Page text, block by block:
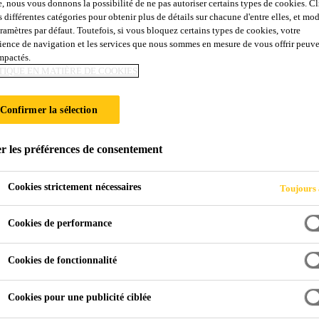
saupoudrés à base de résine
rapide, résistant au jaunissement, pigmenté et
nous vous donnons la possibilité de ne pas autoriser certains types de cookies.
différentes catégories pour obtenir plus de détails sur chacune d'entre elles, et
par défaut. Toutefois, si vous bloquez certains types de cookies, votre
de navigation et les services que nous sommes en mesure de vous offrir
EN MATIÈRE DE COOKIES
Confirmer la sélection
les préférences de consentement
Cookies strictement nécessaires Toujours
Cookies de performance
Cookies de fonctionnalité
Cookies pour une publicité ciblée